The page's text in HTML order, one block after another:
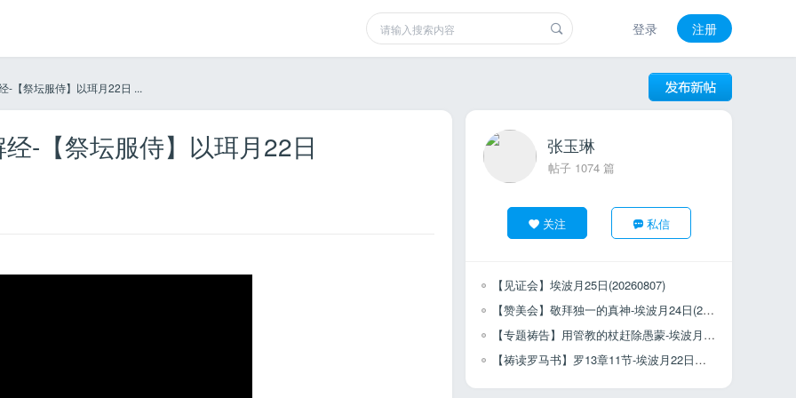
登录 注册
-【祭坛服侍】以珥月22日 ...
-【祭坛服侍】以珥月22日 张玉琳
帖子 1074 篇
关注 私信
【见证会】埃波月25日(20260807)
【赞美会】敬拜独一的真神-埃波月24日(20260806)
【专题祷告】用管教的杖赶除愚蒙-埃波月23日（20260805）
【祷读罗马书】罗13章11节-埃波月22日（20260804）